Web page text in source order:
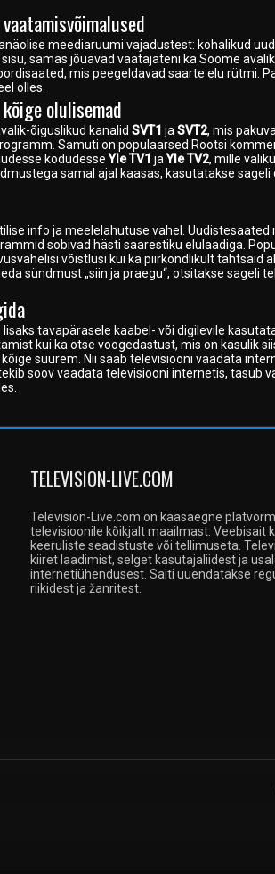
meediaruumi vajadustest: kohalikud
samas jõuavad vaatajateni ka Soome
mis peegeldavad saarte elu rütmi.
olles.
olulisemad
õiguslikud kanalid SVT1 ja SVT2, mis
Samuti on populaarsed Rootsi
kodudesse Yle TV1 ja Yle TV2, mille
samal ajal kaasas, kasutatakse
info ja meelelahutuse vahel.
sobivad hästi saarestiku elulaadiga.
võistlusi kui ka piirkondlikult tähtsaid
sündmust „siin ja praegu“, otsitakse sageli
tavapärasele kaabel- või digilevile
kui ka otse voogedastust, mis on kasulik
suurem. Nii saab televisiooni vaadata
soov vaadata televisiooni internetis, tasub
TELEVISION-LIVE.COM
Television-Live.com on kaasaegne
televisioonile kõikjalt maailmast. Veebisait
keeruliste seadistuste või tellimuseta.
kiiret laadimist, selget kasutajaliidest ja
internetiühendusest. Saiti uuendatakse
riikidest ja žanritest.